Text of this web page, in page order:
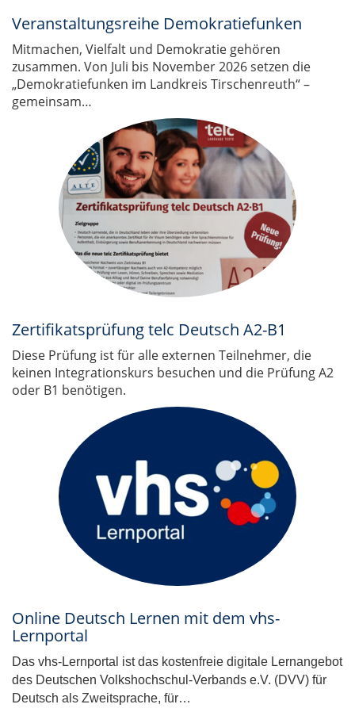
Veranstaltungsreihe Demokratiefunken
Mitmachen, Vielfalt und Demokratie gehören
zusammen. Von Juli bis November 2026 setzen die
„Demokratiefunken im Landkreis Tirschenreuth“ –
gemeinsam…
Zertifikatsprüfung telc Deutsch A2-B1
Diese Prüfung ist für alle externen Teilnehmer, die
keinen Integrationskurs besuchen und die Prüfung A2
oder B1 benötigen.
Online Deutsch Lernen mit dem vhs-
Lernportal
Das vhs-Lernportal ist das kostenfreie digitale Lernangebot
des Deutschen Volkshochschul-Verbands e.V. (DVV) für
Deutsch als Zweitsprache, für…